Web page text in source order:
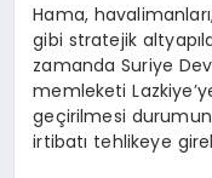
Hama,
gibi stratejik
zamanda Suriye
memleketi
geçirilmesi
irtibatı tehlikeye